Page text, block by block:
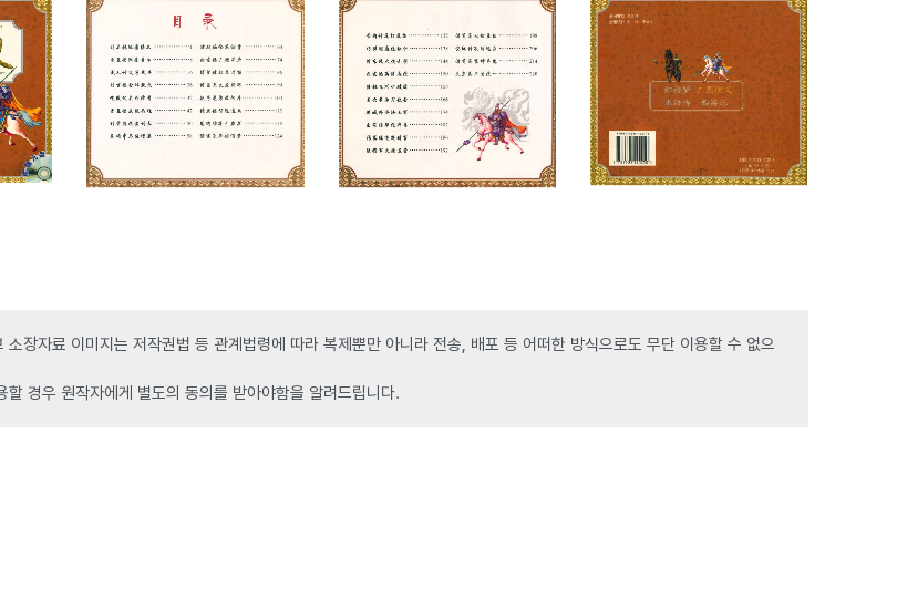
소장자료 이미지는 저작권법 등 관계법령에 따라 복제뿐만 아니라 전송, 배포 등 어떠한 방식으로도 무단 이용할 수 없으
할 경우 원작자에게 별도의 동의를 받아야함을 알려드립니다.